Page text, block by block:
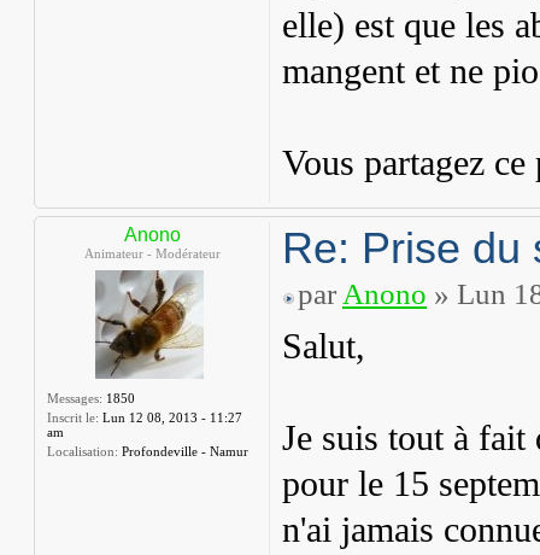
elle) est que les
mangent et ne
Vous partagez
Anono
Animateur - Modérateur
Messages: 1850
Inscrit le: Lun 12 08, 2013 - 11:27
am
Localisation: Profondeville - Namur
Re: Prise du
par Anono » Lun
Salut,
Je suis tout à
pour le 15
n'ai jamais